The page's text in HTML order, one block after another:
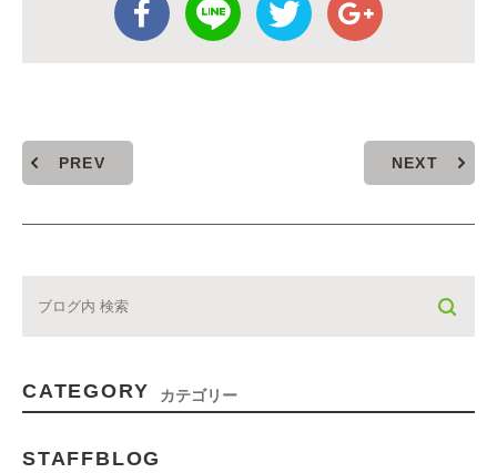
PREV NEXT
CATEGORY カテゴリー
STAFFBLOG